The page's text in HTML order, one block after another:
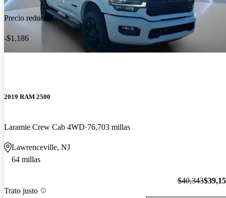
Precio reducido
-$1,186
2019 RAM 2500
Laramie Crew Cab 4WD 76,703 millas
Lawrenceville, NJ
64 millas
Trato justo
$40,343